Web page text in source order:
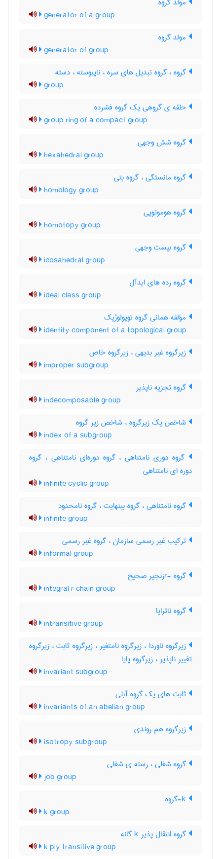
generator of a group
مولد گروه
generator of group
گروه ، گروه تبدیل های سره ، ناپیوسته ، دسته
group
حلقه ی گروهی یک گروه فشرده
group ring of a compact group
گروه شش وجهی
hexahedral group
گروه مانستگی ، گروه بتی
homology group
گروه هوموتوپی
homotopy group
گروه بیست وجهی
icosahedral group
گروه رده های ایدآل
ideal class group
مؤلفه همانی گروه توپولوژیک
identity component of a topological group
زیرگروه غیر بدیهی ، زیرگروه خاص
improper subgroup
گروه تجزیه ناپذیر
indecomposable group
شاخص یک زیرگروه ، شاخص زیر گروه
index of a subgroup
گروه دوری نامتناهی ، گروه دوره‌ای نامتناهی ، گروه
دوره ای نامتناهی
infinite cyclic group
گروه نامتناهی ، گروه بینهایت ، گروه نامحدود
infinite group
ترکیب غیر رسمی سازمان ، گروه غیر رسمی
informal group
گروه -rزنجیر صحیح
integral r chain group
گروه ناترایا
intransitive group
زیرگروه ناوردا ، زیرگروه نامتغیر ، زیرگروه ثابت ، زیرگروه
تغییر ناپذیر ، زیرگروه پایا
invariant subgroup
ثابت های یک گروه آبلی
invariants of an abelian group
زیرگروه هم روندی
isotropy subgroup
گروه شغلی ، رسته ی شغلی
job group
k group
گروه انتقال پذیر k گانه
k ply transitive group